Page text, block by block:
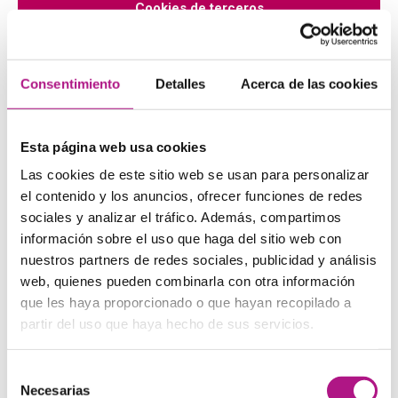
Consentimiento Detalles Acerca de las cookies
Esta página web usa cookies
Las cookies de este sitio web se usan para personalizar
el contenido y los anuncios, ofrecer funciones de redes
sociales y analizar el tráfico. Además, compartimos
información sobre el uso que haga del sitio web con
nuestros partners de redes sociales, publicidad y análisis
web, quienes pueden combinarla con otra información
que les haya proporcionado o que hayan recopilado a
partir del uso que haya hecho de sus servicios.
Necesarias
Cookies de terceros
Google Tag Manager Cookie esencial
Google Analytics Estadística
Google Analytics Audiences
Publicitaria
Facebook Custom Audiences Publicitaria
Hubspot De seguimiento
DoubleClick
Google Adwords Conversion Publicitaria